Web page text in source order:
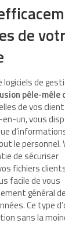
de
de
pêle-mêle
de vos
un, vous
le personnel.
de sécuriser
fichiers
facile de vous
général
Ce type
sans la